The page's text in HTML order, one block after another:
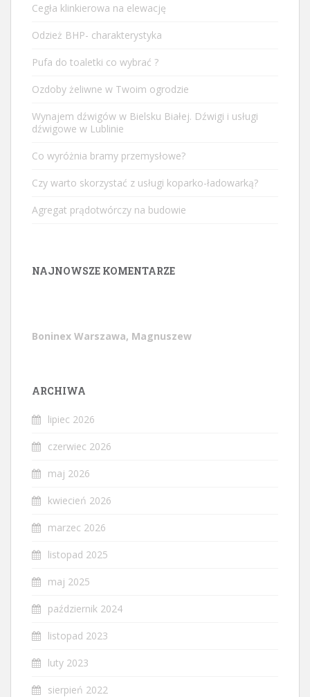
Cegła klinkierowa na elewację
Odzież BHP- charakterystyka
Pufa do toaletki co wybrać ?
Ozdoby żeliwne w Twoim ogrodzie
Wynajem dźwigów w Bielsku Białej. Dźwigi i usługi
dźwigowe w Lublinie
Co wyróżnia bramy przemysłowe?
Czy warto skorzystać z usługi koparko-ładowarką?
Agregat prądotwórczy na budowie
NAJNOWSZE KOMENTARZE
Boninex Warszawa, Magnuszew
ARCHIWA
lipiec 2026
czerwiec 2026
maj 2026
kwiecień 2026
marzec 2026
listopad 2025
maj 2025
październik 2024
listopad 2023
luty 2023
sierpień 2022